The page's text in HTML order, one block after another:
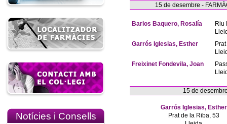
Notícies i Consells
15 de desembre -
Barios Baquero, Rosalía
Riu
Garrós Iglesias, Esther
Freixinet Fondevila, Joan
15 de
Garrós Iglesias, Esther
Prat de la Riba, 53